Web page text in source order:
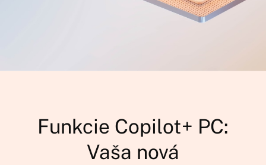
Funkcie Copilot+ PC:
Vaša nová